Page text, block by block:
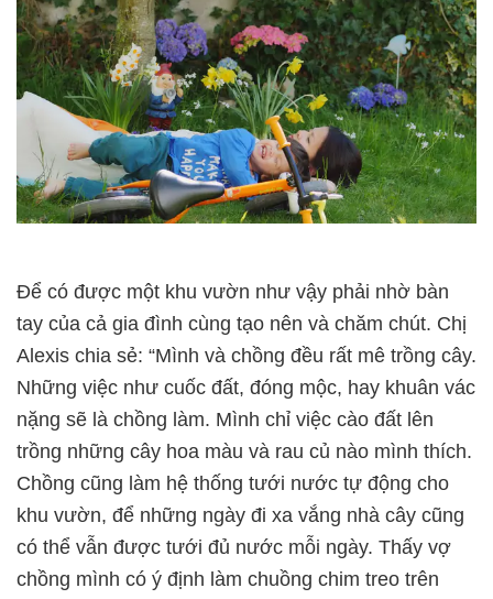
Để có được một khu vườn như vậy phải nhờ bàn
tay của cả gia đình cùng tạo nên và chăm chút. Chị
Alexis chia sẻ: “Mình và chồng đều rất mê trồng cây.
Những việc như cuốc đất, đóng mộc, hay khuân vác
nặng sẽ là chồng làm. Mình chỉ việc cào đất lên
trồng những cây hoa màu và rau củ nào mình thích.
Chồng cũng làm hệ thống tưới nước tự động cho
khu vườn, để những ngày đi xa vắng nhà cây cũng
có thể vẫn được tưới đủ nước mỗi ngày. Thấy vợ
chồng mình có ý định làm chuồng chim treo trên